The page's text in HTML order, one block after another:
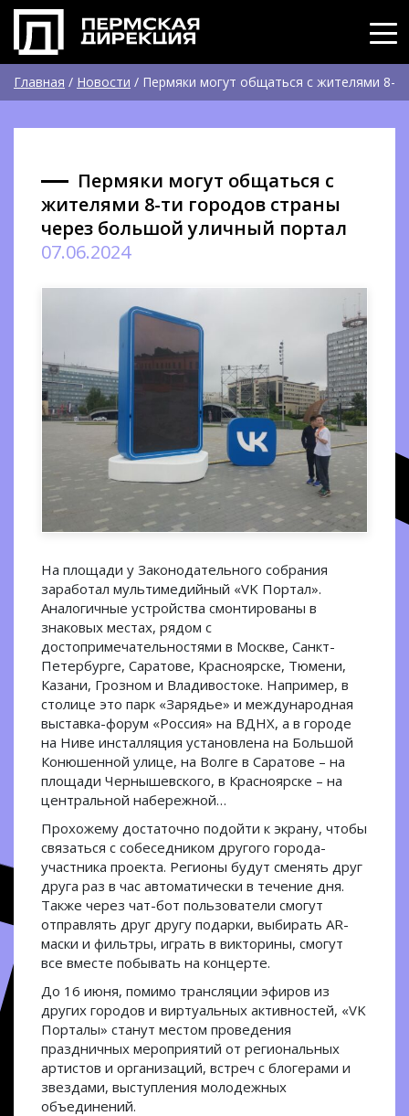
Главная / Новости / Пермяки могут общаться с жителями 8-
Пермяки могут общаться с
жителями 8-ти городов страны
через большой уличный портал
07.06.2024
На площади у Законодательного собрания
заработал мультимедийный «VK Портал».
Аналогичные устройства смонтированы в
знаковых местах, рядом с
достопримечательностями в Москве, Санкт-
Петербурге, Саратове, Красноярске, Тюмени,
Казани, Грозном и Владивостоке. Например, в
столице это парк «Зарядье» и международная
выставка-форум «Россия» на ВДНХ, а в городе
на Ниве инсталляция установлена на Большой
Конюшенной улице, на Волге в Саратове – на
площади Чернышевского, в Красноярске – на
центральной набережной…
Прохожему достаточно подойти к экрану, чтобы
связаться с собеседником другого города-
участника проекта. Регионы будут сменять друг
друга раз в час автоматически в течение дня.
Также через чат-бот пользователи смогут
отправлять друг другу подарки, выбирать AR-
маски и фильтры, играть в викторины, смогут
все вместе побывать на концерте.
До 16 июня, помимо трансляции эфиров из
других городов и виртуальных активностей, «VK
Порталы» станут местом проведения
праздничных мероприятий от региональных
артистов и организаций, встреч с блогерами и
звездами, выступления молодежных
объединений.